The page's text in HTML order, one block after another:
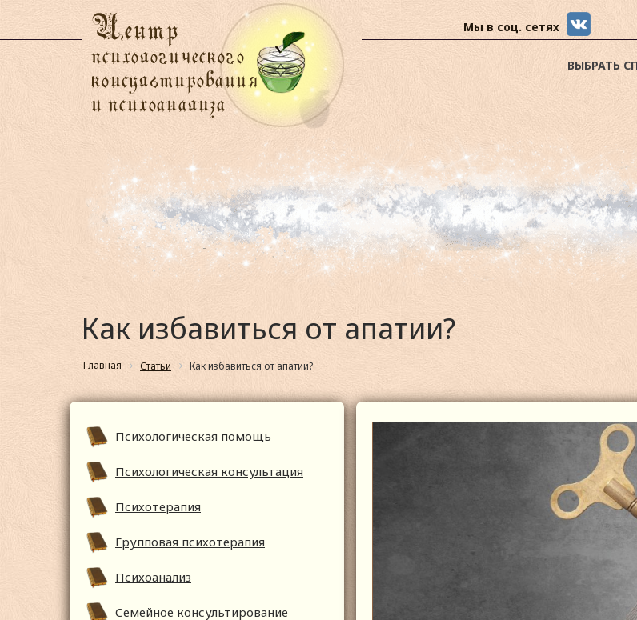
Мы в соц. сетях
ВЫБРАТЬ
Как избавиться от апатии?
Главная Статьи Как избавиться от апатии?
Психологическая помощь
Психологическая консультация
Психотерапия
Групповая психотерапия
Психоанализ
Семейное консультирование